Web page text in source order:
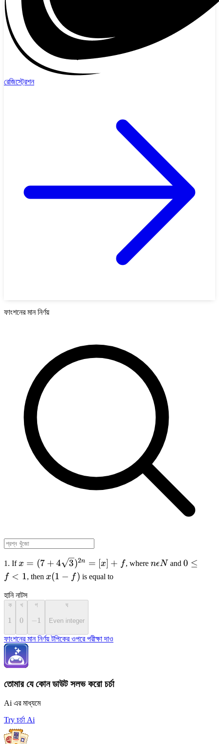
রেজিস্ট্রেশন
ফাংশনের মান নির্ণয়
1. If x = (7 +
4\sqrt
{3})^{2n}
= [x] + f
x = (7 + 4 3)2n = [x] + f, where n
nϵN and 0\leq
0 ≤
f < 1, then x(1
x(1 − f) is equal to
হানি নাটস
ক
1
1
খ
0
0
গ
1
ঘ
Even integer
ফাংশনের মান নির্ণয় টপিকের ওপরে পরীক্ষা দাও
তোমার যে কোন ডাউট সলভ করো চর্চা
Ai এর মাধ্যমে
Try চর্চা Ai